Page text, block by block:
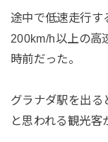
途中で低速走行す
200km/h以上の高
時前だった。
グラナダ駅を出る
と思われる観光客